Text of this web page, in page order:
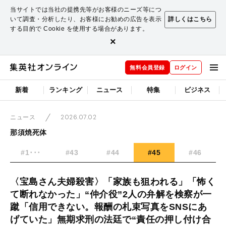
当サイトでは当社の提携先等がお客様のニーズ等につ
いて調査・分析したり、お客様にお勧めの広告を表示
する目的で Cookie を使用する場合があります。
詳しくはこちら
×
無料会員登録 ログイン
新着 ランキング ニュース 特集 ビジネス
ニュース
2026.07.02
那須焼死体
#1･･･ #43 #44 #45 #46
〈宝島さん夫婦殺害〉「家族も狙われる」「怖く
て断れなかった」“仲介役”2人の弁解を検察が一
蹴「信用できない。報酬の札束写真をSNSにあ
げていた」無期求刑の法廷で“責任の押し付け合